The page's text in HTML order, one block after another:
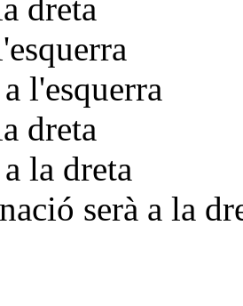
dreta
l'esquerra
dreta
la dreta
serà a la